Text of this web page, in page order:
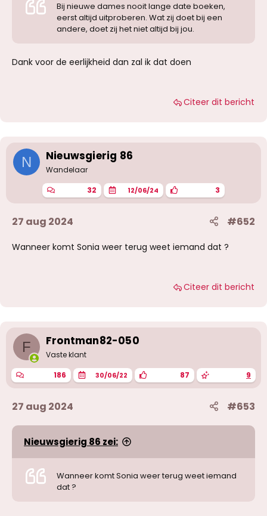
Bij nieuwe dames nooit lange date boeken,
eerst altijd uitproberen. Wat zij doet bij een
andere, doet zij het niet altijd bij jou.
Dank voor de eerlijkheid dan zal ik dat doen
Citeer dit bericht
N Nieuwsgierig 86
Wandelaar
32 12/06/24 3
27 aug 2024 #652
Wanneer komt Sonia weer terug weet iemand dat ?
Citeer dit bericht
F Frontman82-050
Vaste klant
186 30/06/22 87 9
27 aug 2024 #653
Nieuwsgierig 86 zei:
Wanneer komt Sonia weer terug weet iemand
dat ?